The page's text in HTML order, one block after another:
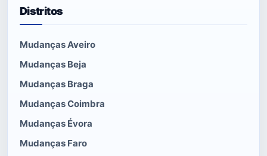
Distritos
Mudanças Aveiro
Mudanças Beja
Mudanças Braga
Mudanças Coimbra
Mudanças Évora
Mudanças Faro